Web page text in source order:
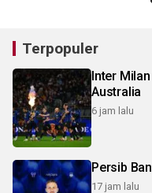
Terpopuler
Inter
Australia
6 jam lalu
Persib
17 jam lalu